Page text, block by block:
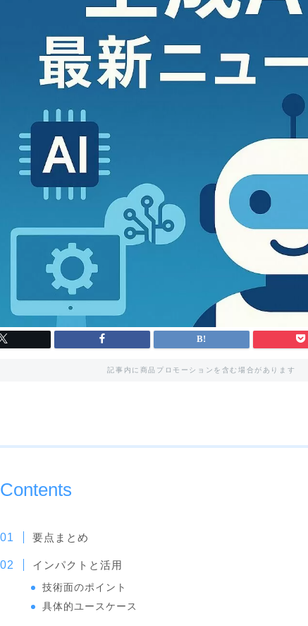
記事内に商品プロモーションを含む場合があります
Contents
要点まとめ
インパクトと活用
技術面のポイント
具体的ユースケース